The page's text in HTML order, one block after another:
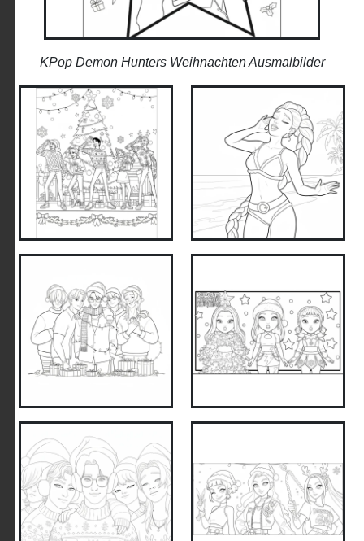
KPop Demon Hunters Weihnachten Ausmalbilder